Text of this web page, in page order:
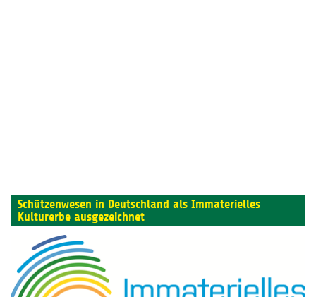
Schützenwesen in Deutschland als Immaterielles
Kulturerbe ausgezeichnet